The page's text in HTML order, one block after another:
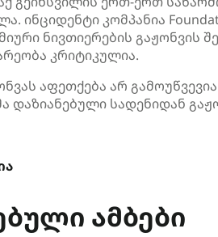
ინციდენტი კომპანია
ნივთიერების გაჟონვის
კრიტიკულია.
აფეთქება არ
დაზიანებული სადენიდან
ამბები